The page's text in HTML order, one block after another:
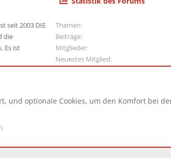
seit 2003 DIE
die
Es ist
Themen
Beiträge
Mitglieder
Neuestes Mitglied
und optionale Cookies, um den Komfort bei